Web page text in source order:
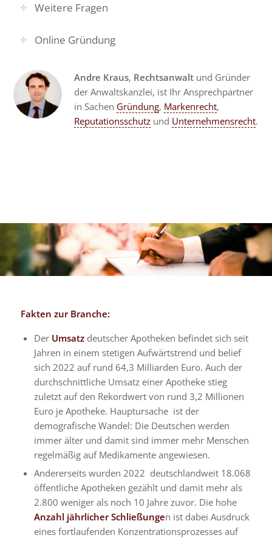
Weitere Fragen
Online Gründung
Andre Kraus, Rechtsanwalt und Gründer
der Anwaltskanzlei, ist Ihr Ansprechpartner
in Sachen Gründung, Markenrecht,
Reputationsschutzund Unternehmensrecht.
Fakten zur Branche:
Der Umsatzdeutscher Apotheken befindet sich seit
Jahren in einem stetigen Aufwärtstrend und belief
sich 2022 auf rund 64,3 Milliarden Euro. Auch der
durchschnittliche Umsatz einer Apotheke stieg
zuletzt auf den Rekordwert von rund 3,2 Millionen
Euro je Apotheke. Hauptursache ist der
demografische Wandel: Die Deutschen werden
immer älter und damit sind immer mehr Menschen
regelmäßig auf Medikamente angewiesen.
Andererseits wurden 2022 deutschlandweit 18.068
öffentliche Apotheken gezählt und damit mehr als
2.800 weniger als noch 10 Jahre zuvor. Die hohe
Anzahl jährlicher Schließungen ist dabei Ausdruck
eines fortlaufenden Konzentrationsprozesses auf